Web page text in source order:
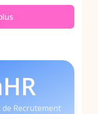
Recrutement